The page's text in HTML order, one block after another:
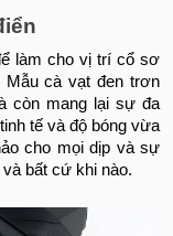
làm cho vị trí cổ sơ
cà vạt đen trơn
còn mang lại sự đa
tế và độ bóng vừa
cho mọi dịp và sự
bất cứ khi nào.